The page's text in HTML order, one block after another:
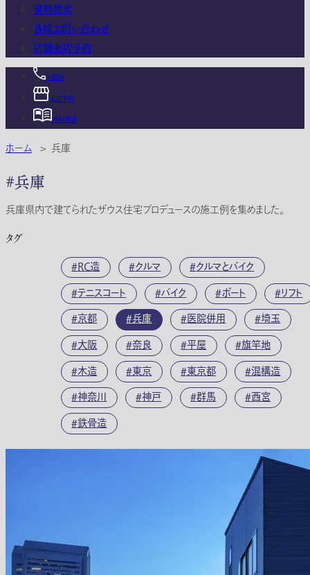
資料請求
各種お問い合わせ
店舗来店予約
お電話
来店予約
資料請求
ホーム > 兵庫
#兵庫
兵庫県内で建てられたザウス住宅プロデュースの施工例を集めました。
タグ
RC造 クルマ
クルマとバイク
テニスコート
バイク ボート
リフト
京都
兵庫 医院併用
埼玉
大阪
奈良 平屋
旗竿地
木造
東京 東京都
混構造
神奈川
神戸 群馬
西宮
鉄骨造